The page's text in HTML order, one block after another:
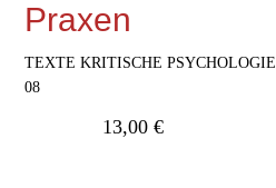
Praxen
TEXTE KRITISCHE PSYCHOLOGIE
08
13,00€